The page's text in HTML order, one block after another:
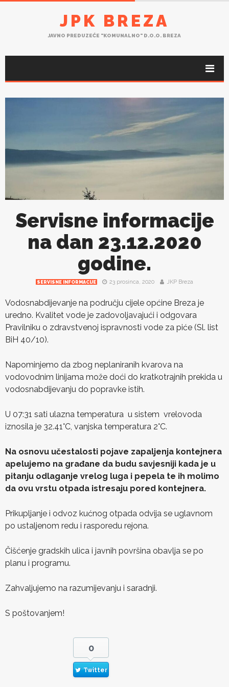
JPK BREZA
JAVNO PREDUZEĆE "KOMUNALNO" D.O.O. BREZA
Servisne informacije
na dan 23.12.2020
godine.
SERVISNE INFORMACIJE 23 prosinca, 2020 JKP Breza
Vodosnabdijevanje na području cijele općine Breza je
uredno. Kvalitet vode je zadovoljavajući i odgovara
Pravilniku o zdravstvenoj ispravnosti vode za piće (Sl. list
BiH 40/10).
Napominjemo da zbog neplaniranih kvarova na
vodovodnim linijama može doći do kratkotrajnih prekida u
vodosnabdijevanju do popravke istih.
U 07:31 sati ulazna temperatura u sistem vrelovoda
iznosila je 32.41°C, vanjska temperatura 2°C.
Na osnovu učestalosti pojave zapaljenja kontejnera
apelujemo na građane da budu savjesniji kada je u
pitanju odlaganje vrelog luga i pepela te ih molimo
da ovu vrstu otpada istresaju pored kontejnera.
Prikupljanje i odvoz kućnog otpada odvija se uglavnom
po ustaljenom redu i rasporedu rejona.
Čišćenje gradskih ulica i javnih površina obavlja se po
planu i programu.
Zahvaljujemo na razumijevanju i saradnji.
S poštovanjem!
0
Twitter